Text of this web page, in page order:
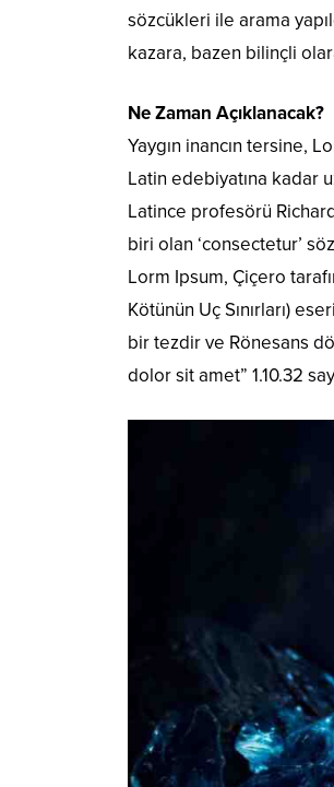
sözcükleri ile arama
kazara, bazen bilinçli
Ne Zaman Açıklanacak?
Yaygın inancın tersine,
Latin edebiyatına kadar
Latince profesörü
biri olan ‘consectetur’
Lorm Ipsum, Çiçero
Kötünün Uç Sınırları)
bir tezdir ve Rönesans
dolor sit amet” 1.10.32